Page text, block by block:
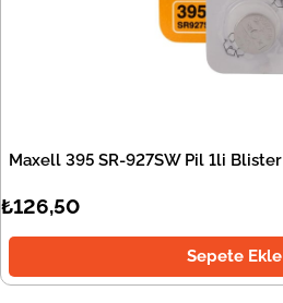
Maxell 395 SR-927SW Pil 1li Blister
₺126,50
Sepete Ekle